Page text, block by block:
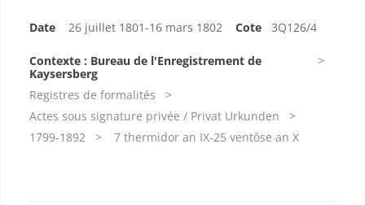
Date 26 juillet 1801-16 mars 1802 Cote ​3Q126/4
Contexte : Bureau de l'Enregistrement de
Kaysersberg
Registres de formalités
Actes sous signature privée / Privat Urkunden
1799-1892
7 thermidor an IX-25 ventôse an X